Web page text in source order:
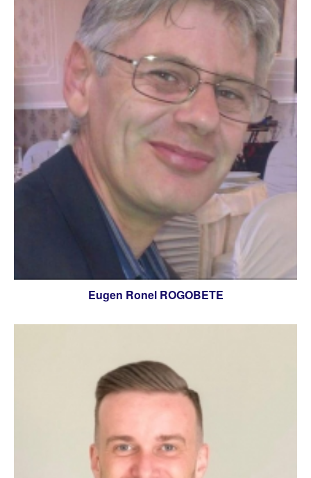
Eugen Ronel ROGOBETE